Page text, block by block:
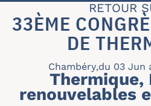
RETOUR
33ÈME
DE
Chambéry,du 03 Jun
Thermique,
renouvelables